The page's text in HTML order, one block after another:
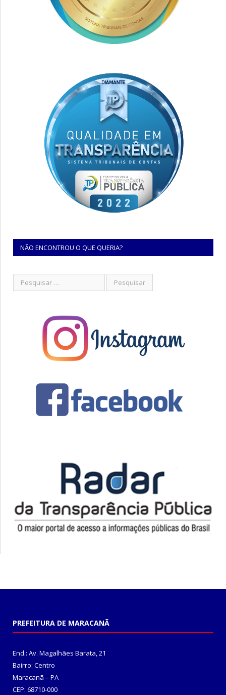
NÃO ENCONTROU O QUE QUERIA?
PREFEITURA DE MARACANÃ
End.: Av. Magalhães Barata, 21
Bairro: Centro
Maracanã – PA
CEP: 68710-000